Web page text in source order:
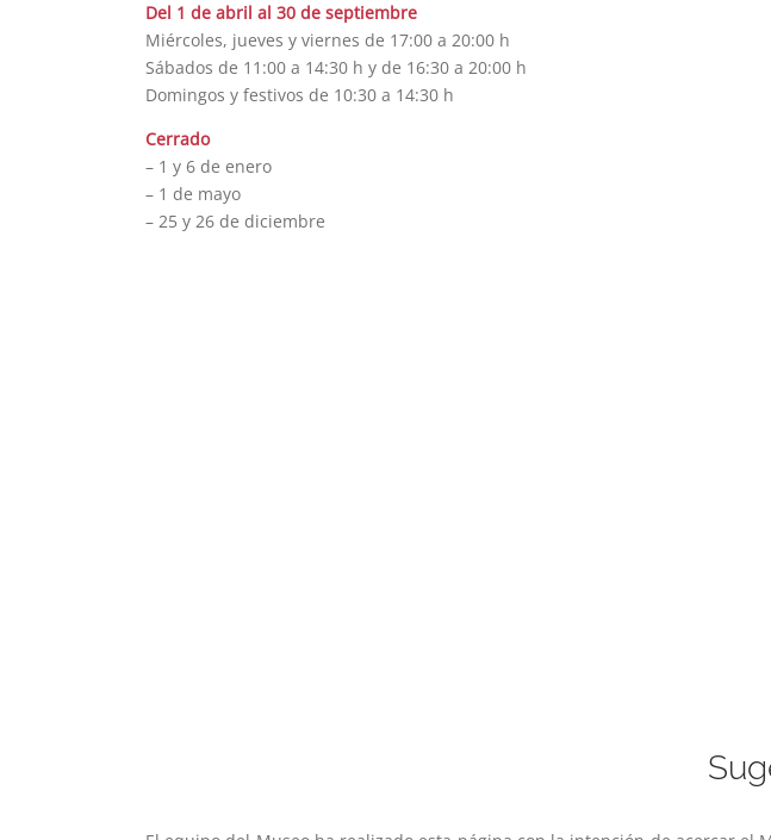
Del 1 de abril al 30 de septiembre
Miércoles, jueves y viernes de 17:00 a 20:00 h
Sábados de 11:00 a 14:30 h y de 16:30 a 20:00 h
Domingos y festivos de 10:30 a 14:30 h
Cerrado
– 1 y 6 de enero
– 1 de mayo
– 25 y 26 de diciembre